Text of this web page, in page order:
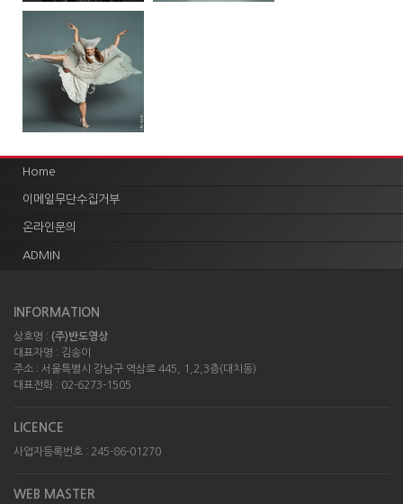
Home
이메일무단수집거부
온라인문의
ADMIN
INFORMATION
상호명 : (주)반도영상
대표자명 : 김송이
주소 : 서울특별시 강남구 역삼로 445, 1,2,3층(대치동)
대표전화 : 02-6273-1505
LICENCE
사업자등록번호 : 245-86-01270
WEB MASTER